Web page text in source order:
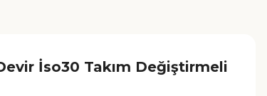
İso30 Takım Değiştirmeli